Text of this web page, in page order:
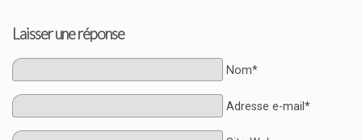
Laisser une réponse
Nom*
Adresse e-mail*